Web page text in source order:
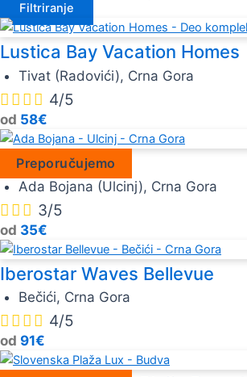
Filtriranje
Lustica Bay Vacation Homes
Tivat (Radovići), Crna Gora
    4/5
od 58€
Preporučujemo
Ada Bojana
Ada Bojana (Ulcinj), Crna Gora
   3/5
od 35€
Iberostar Waves Bellevue
Bečići, Crna Gora
    4/5
od 91€